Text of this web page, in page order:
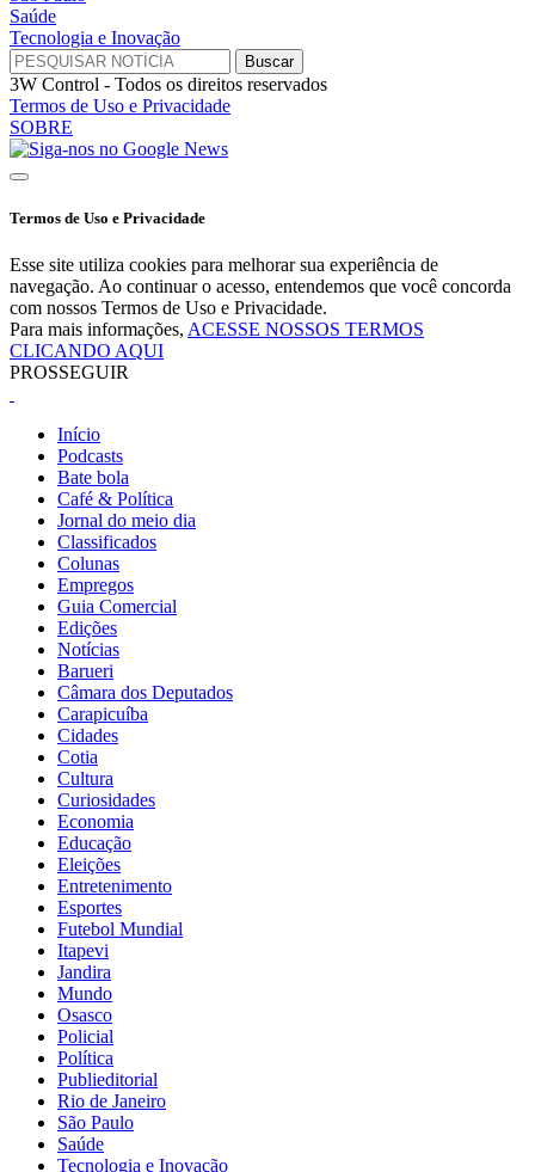
Saúde
Tecnologia e Inovação
3W Control - Todos os direitos reservados
Termos de Uso e Privacidade
SOBRE
Termos de Uso e Privacidade
Esse site utiliza cookies para melhorar sua experiência de
navegação. Ao continuar o acesso, entendemos que você concorda
com nossos Termos de Uso e Privacidade.
Para mais informações, ACESSE NOSSOS TERMOS
CLICANDO AQUI
PROSSEGUIR
Início
Podcasts
Bate bola
Café & Política
Jornal do meio dia
Classificados
Colunas
Empregos
Guia Comercial
Edições
Notícias
Barueri
Câmara dos Deputados
Carapicuíba
Cidades
Cotia
Cultura
Curiosidades
Economia
Educação
Eleições
Entretenimento
Esportes
Futebol Mundial
Itapevi
Jandira
Mundo
Osasco
Policial
Política
Publieditorial
Rio de Janeiro
São Paulo
Saúde
Tecnologia e Inovação